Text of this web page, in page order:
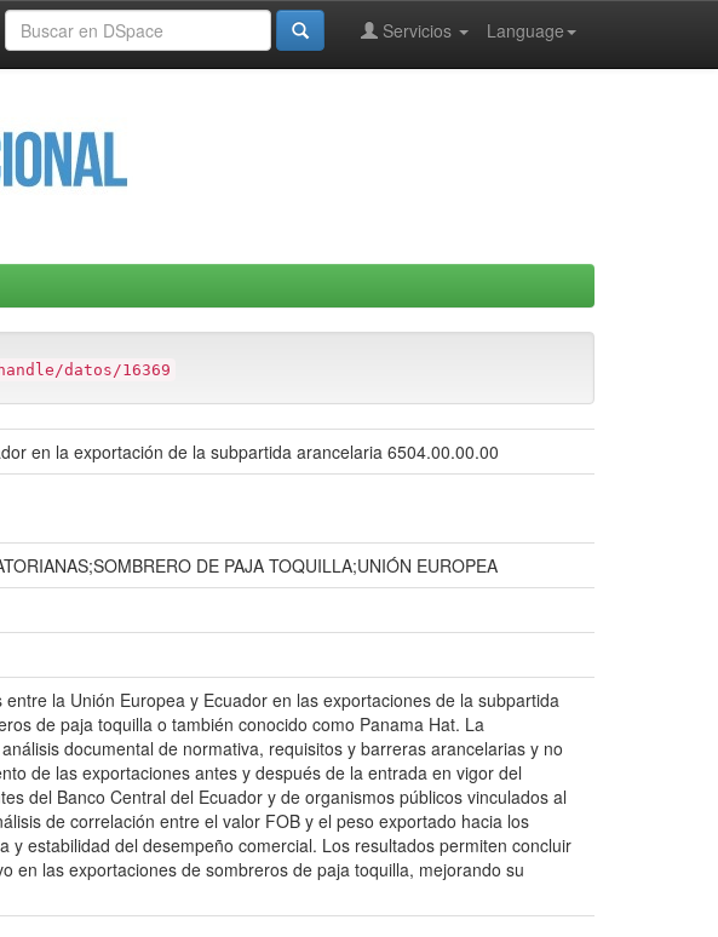
Language
Servicios
datos/16369
en la exportación de la subpartida arancelaria 6504.00.00.00
DE PAJA TOQUILLA;UNIÓN EUROPEA
la Unión Europea y Ecuador en las exportaciones de la subpartida
de paja toquilla o también conocido como Panama Hat. La
documental de normativa, requisitos y barreras arancelarias y no
de las exportaciones antes y después de la entrada en vigor del
del Banco Central del Ecuador y de organismos públicos vinculados al
de correlación entre el valor FOB y el peso exportado hacia los
estabilidad del desempeño comercial. Los resultados permiten concluir
en las exportaciones de sombreros de paja toquilla, mejorando su